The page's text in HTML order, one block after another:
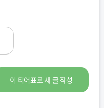
이 티어표로 새 글 작성